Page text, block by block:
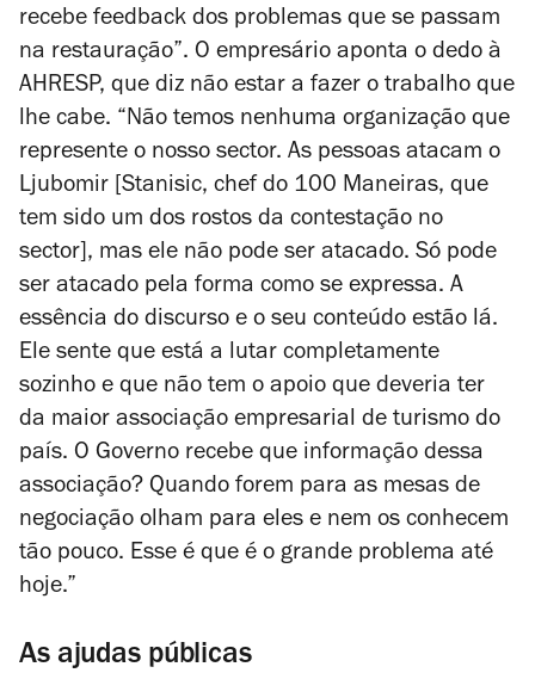
recebe feedback dos problemas que se passam
na restauração”. O empresário aponta o dedo à
AHRESP, que diz não estar a fazer o trabalho que
lhe cabe. “Não temos nenhuma organização que
represente o nosso sector. As pessoas atacam o
Ljubomir [Stanisic, chef do 100 Maneiras, que
tem sido um dos rostos da contestação no
sector], mas ele não pode ser atacado. Só pode
ser atacado pela forma como se expressa. A
essência do discurso e o seu conteúdo estão lá.
Ele sente que está a lutar completamente
sozinho e que não tem o apoio que deveria ter
da maior associação empresarial de turismo do
país. O Governo recebe que informação dessa
associação? Quando forem para as mesas de
negociação olham para eles e nem os conhecem
tão pouco. Esse é que é o grande problema até
hoje.”
As ajudas públicas